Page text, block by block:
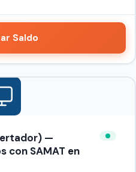
Saldo
—
con SAMAT en